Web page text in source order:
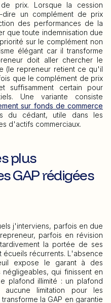
prix. Lorsque la cession
un complément de prix
des performances de la
que toute indemnisation due
sur le complément non
élégant car il transforme
doit aller chercher le
(le repreneur retient ce qu'il
que le complément de prix
suffisamment certain pour
Une variante consiste
sur fonds de commerce
du cédant, utile dans les
d'actifs commerciaux.
plus
GAP rédigées
j'interviens, parfois en due
parfois en révision
la portée de ses
écueils récurrents. L'absence
expose le garant à des
négligeables, qui finissent en
plafond illimité : un plafond
limitation pour les
la GAP en garantie